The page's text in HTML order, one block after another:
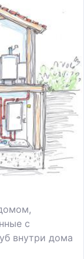
с
внутри дома